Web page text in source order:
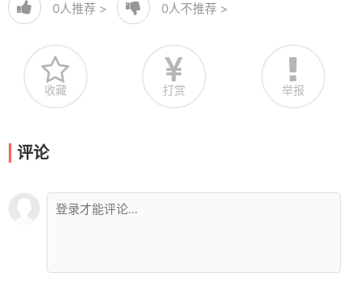
0人推荐 > 0人不推荐 >
收藏 打赏 举报
评论